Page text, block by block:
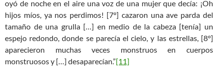
oyó de noche en el aire una voz de una mujer que decía: ¡Oh
hijos míos, ya nos perdimos! [7°] cazaron una ave parda del
tamaño de una grulla […] en medio de la cabeza [tenía] un
espejo redondo, donde se parecía el cielo, y las estrellas, [8°]
aparecieron muchas veces monstruos en cuerpos
monstruosos y […] desaparecían.”[11]